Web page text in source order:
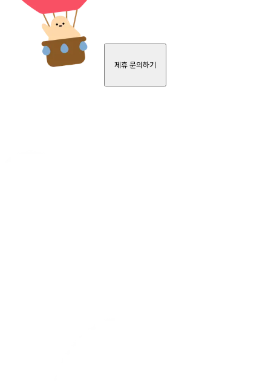
제휴 문의하기